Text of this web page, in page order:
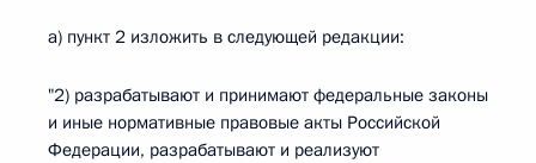
а) пункт 2 изложить в следующей редакции:
"2) разрабатывают и принимают федеральные законы
и иные нормативные правовые акты Российской
Федерации, разрабатывают и реализуют